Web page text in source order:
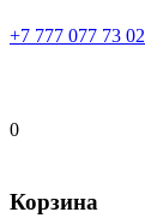
+7 777 077 73 02
0
Корзина